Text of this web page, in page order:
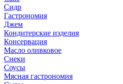
Сидр
Гастрономия
Джем
Кондитерские изделия
Консервация
Масло оливковое
Снеки
Соусы
Мясная гастрономия